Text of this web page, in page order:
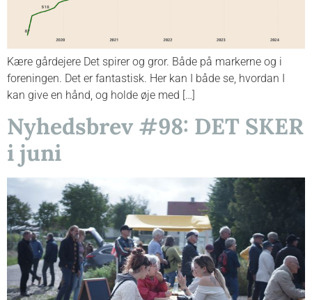
Kære gårdejere Det spirer og gror. Både på markerne og i
foreningen. Det er fantastisk. Her kan I både se, hvordan I
kan give en hånd, og holde øje med […]
Nyhedsbrev #98: DET SKER
i juni